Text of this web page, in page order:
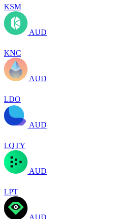
KSM
AUD
KNC
AUD
LDO
AUD
LQTY
AUD
LPT
AUD